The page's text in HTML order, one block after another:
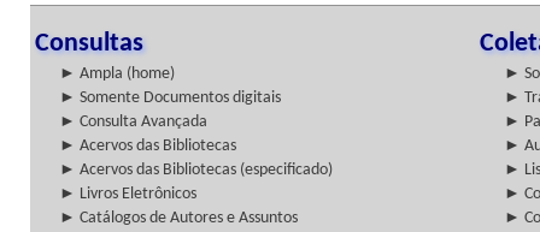
Consultas
► Ampla (home)
►
► Somente Documentos digitais
►
► Consulta Avançada
►
► Acervos das Bibliotecas
►
► Acervos das Bibliotecas (especificado)
►
► Livros Eletrônicos
►
► Catálogos de Autores e Assuntos
►